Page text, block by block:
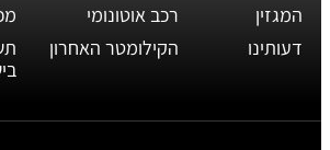
המגזין
דעותינו
רכב אוטונומי
הקילומטר האחרון